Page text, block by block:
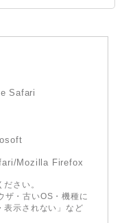
Safari
Mozilla Firefox
さい。
ザ・古いOS・機種に
表示されない」など